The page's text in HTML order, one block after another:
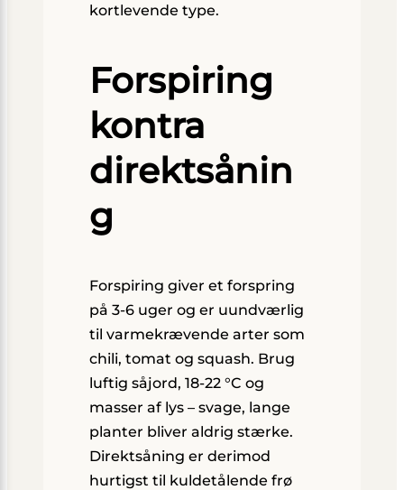
kortlevende type.
Forspiring
kontra
direktsånin
g
Forspiring giver et forspring
på 3-6 uger og er uundværlig
til varmekrævende arter som
chili, tomat og squash. Brug
luftig såjord, 18-22 °C og
masser af lys – svage, lange
planter bliver aldrig stærke.
Direktsåning er derimod
hurtigst til kuldetålende frø